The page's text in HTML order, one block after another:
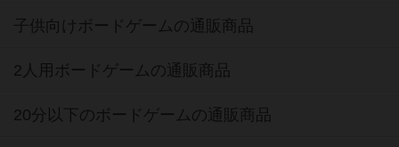
子供向けボードゲームの通販商品
2人用ボードゲームの通販商品
20分以下のボードゲームの通販商品